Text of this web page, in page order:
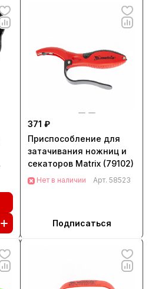
371 ₽
Приспособление для
затачивания ножниц и
секаторов Matrix (79102)
Нет в наличии Арт. 58523
Подписаться